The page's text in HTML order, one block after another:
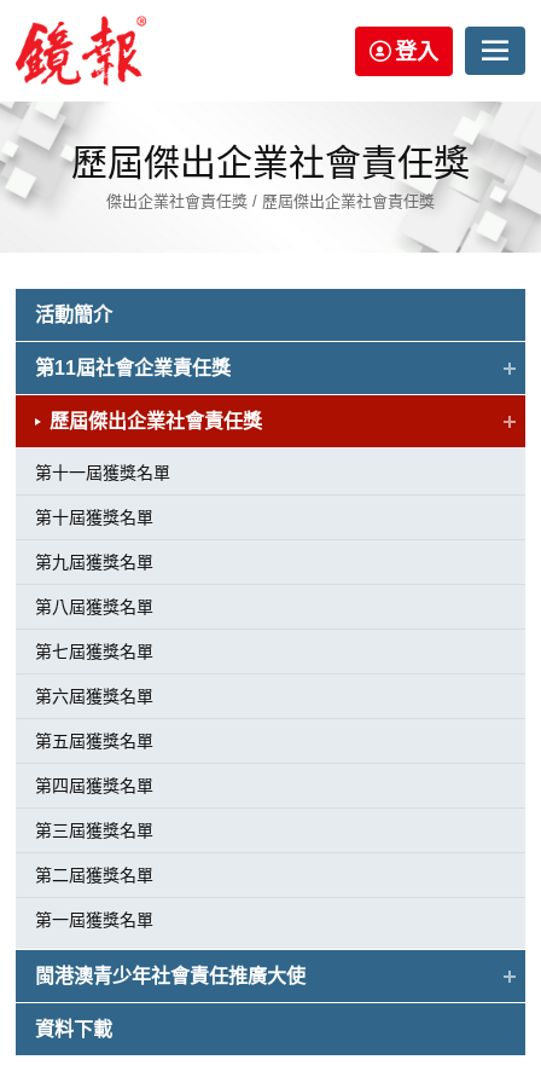
登入
歷屆傑出企業社會責任獎
傑出企業社會責任獎 / 歷屆傑出企業社會責任獎
活動簡介
第11屆社會企業責任獎
歷屆傑出企業社會責任獎
第十一屆獲獎名單
第十屆獲獎名單
第九屆獲獎名單
第八屆獲獎名單
第七屆獲獎名單
第六屆獲獎名單
第五屆獲獎名單
第四屆獲獎名單
第三屆獲獎名單
第二屆獲獎名單
第一屆獲獎名單
閩港澳青少年社會責任推廣大使
資料下載